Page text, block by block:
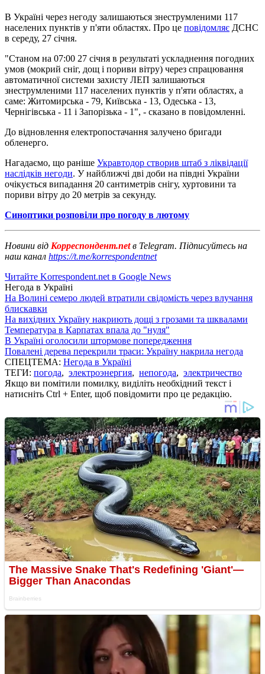
В Україні через негоду залишаються знеструмленими 117
населених пунктів у п'яти областях. Про це повідомляє ДСНС
в середу, 27 січня.
"Станом на 07:00 27 січня в результаті ускладнення погодних
умов (мокрий сніг, дощ і пориви вітру) через спрацювання
автоматичної системи захисту ЛЕП залишаються
знеструмленими 117 населених пунктів у п'яти областях, а
саме: Житомирська - 79, Київська - 13, Одеська - 13,
Чернігівська - 11 і Запорізька - 1", - сказано в повідомленні.
До відновлення електропостачання залучено бригади
обленерго.
Нагадаємо, що раніше Укравтодор створив штаб з ліквідації
наслідків негоди. У найближчі дві доби на півдні України
очікується випадання 20 сантиметрів снігу, хуртовини та
пориви вітру до 20 метрів за секунду.
Синоптики розповіли про погоду в лютому
Новини від Корреспондент.netв Telegram. Підписуйтесь на
наш канал https://t.me/korrespondentnet
Читайте Korrespondent.net в Google News
Негода в Україні
На Волині семеро людей втратили свідомість через влучання
блискавки
На вихідних Україну накриють дощі з грозами та шквалами
Температура в Карпатах впала до "нуля"
В Україні оголосили штормове попередження
Повалені дерева перекрили траси: Україну накрила негода
СПЕЦТЕМА: Негода в Україні
ТЕГИ: погода, электроэнергия, непогода, электричество
Якщо ви помітили помилку, виділіть необхідний текст і
натисніть Ctrl + Enter, щоб повідомити про це редакцію.